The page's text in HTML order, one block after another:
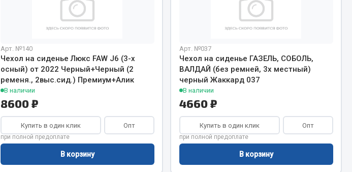
Арт. №140
Чехол на сиденье Люкс FAW J6 (3-х
осный) от 2022 Черный+Черный (2
ременя., 2выс.сид.) Премиум+Алик
В наличии
8600 ₽
Купить в один клик Опт
при полной предоплате
В корзину
Арт. №037
Чехол на сиденье ГАЗЕЛЬ, СОБОЛЬ,
ВАЛДАЙ (без ремней, 3х местный)
черный Жаккард 037
В наличии
4660 ₽
Купить в один клик Опт
при полной предоплате
В корзину